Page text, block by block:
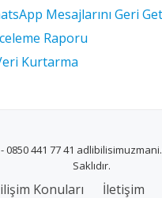
Mesajlarını Geri
Raporu
Kurtarma
- 0850 441 77 41
Saklıdır.
Konuları İletişim